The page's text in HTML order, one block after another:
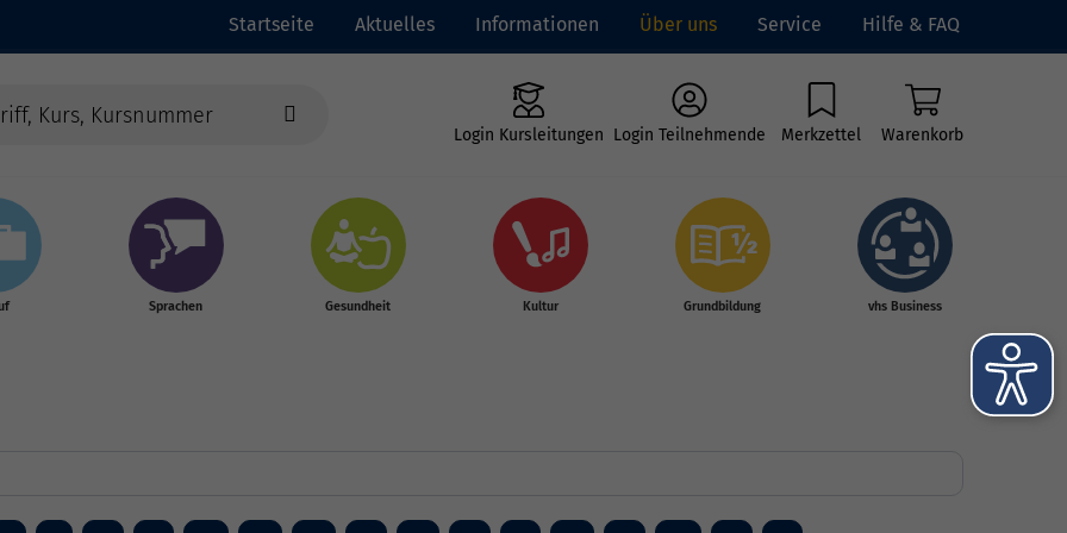
Startseite Aktuelles Informationen Über uns Service Hilfe & FAQ
Login Kursleitungen Login Teilnehmende Merkzettel Warenkorb
Sprachen Gesundheit Kultur Grundbildung vhs Business